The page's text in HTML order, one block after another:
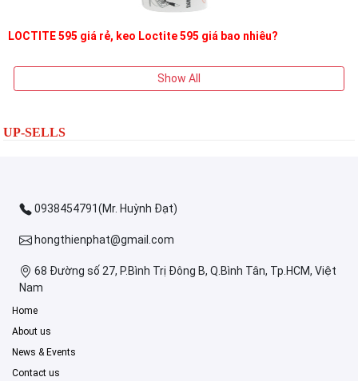
LOCTITE 595 giá rẻ, keo Loctite 595 giá bao nhiêu?
Show All
UP-SELLS
0938454791(Mr. Huỳnh Đạt)
hongthienphat@gmail.com
68 Đường số 27, P.Bình Trị Đông B, Q.Bình Tân, Tp.HCM, Việt
Nam
Home
About us
News & Events
Contact us